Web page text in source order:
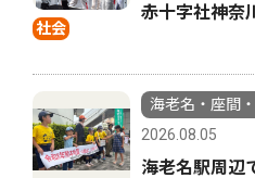
社会
赤十字社神奈
海老名・座間
2026.08.05
海老名駅周辺